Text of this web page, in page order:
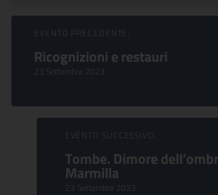
Sfoglia Eventi
EVENTO PRECEDENTE:
Ricognizioni e restauri
23 Settembre 2023
EVENTO SUCCESSIVO:
Tombe. Dimore
Marmilla
23 Settembre 2023